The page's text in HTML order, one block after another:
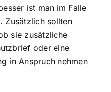
ist man im Falle
Zusätzlich sollten
sie zusätzliche
oder eine
in Anspruch nehmen